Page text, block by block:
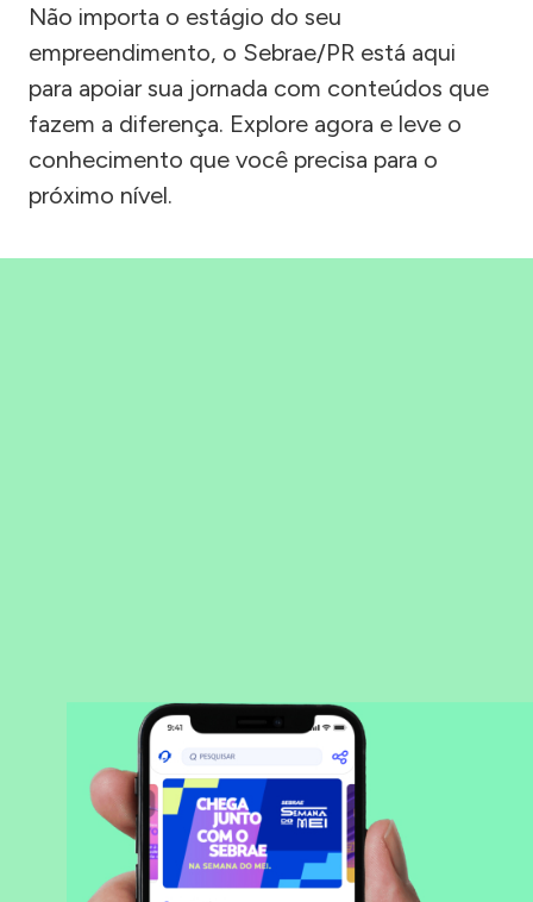
Não importa o estágio do seu
empreendimento, o Sebrae/PR está aqui
para apoiar sua jornada com conteúdos que
fazem a diferença. Explore agora e leve o
conhecimento que você precisa para o
próximo nível.